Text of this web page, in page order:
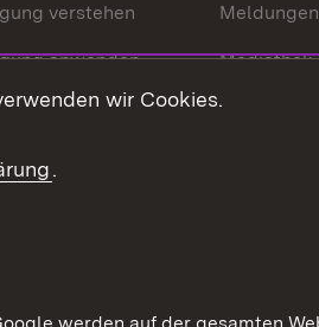
verstehen
anwenden
stärken
Meldungen
Mediathek
wir Cookies.
.